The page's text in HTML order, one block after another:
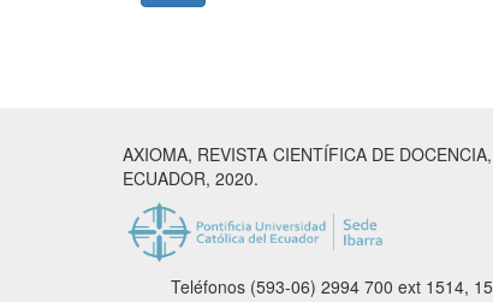
AXIOMA, REVISTA CIENTÍFICA DE
ECUADOR, 2020.
Teléfonos (593-06) 2994 700 ext 1514,